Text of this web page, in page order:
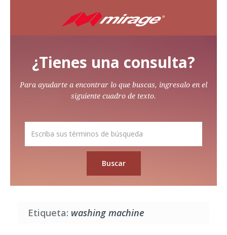
¿Tienes una consulta?
Para ayudarte a encontrar lo que buscas, ingresalo en el
siguiente cuadro de texto.
Etiqueta: washing machine